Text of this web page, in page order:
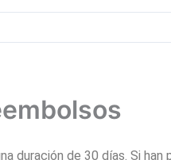
duración de 30 días. Si